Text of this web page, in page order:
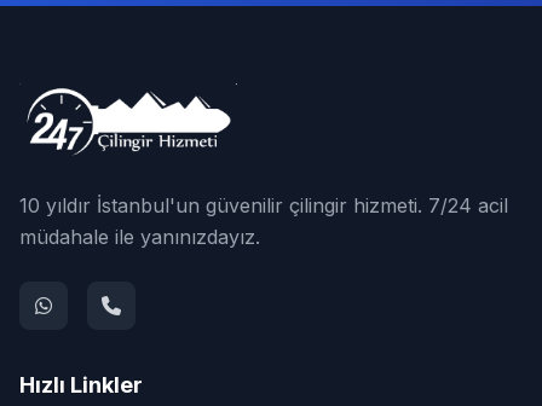
10 yıldır İstanbul'un güvenilir çilingir hizmeti. 7/24 acil
müdahale ile yanınızdayız.
Hızlı Linkler